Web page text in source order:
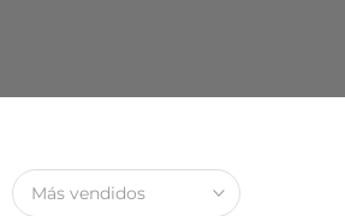
Más vendidos